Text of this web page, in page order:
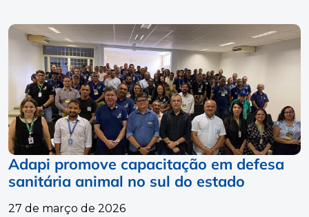
Adapi promove capacitação em defesa
sanitária animal no sul do estado
27 de março de 2026